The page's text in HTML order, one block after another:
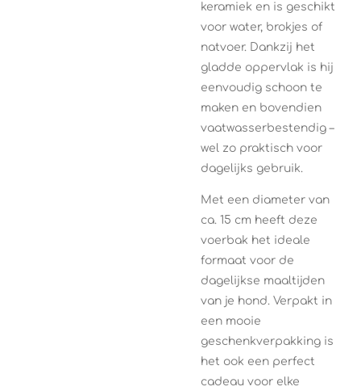
keramiek en is geschikt
voor water, brokjes of
natvoer. Dankzij het
gladde oppervlak is hij
eenvoudig schoon te
maken en bovendien
vaatwasserbestendig –
wel zo praktisch voor
dagelijks gebruik.
Met een diameter van
ca. 15 cm heeft deze
voerbak het ideale
formaat voor de
dagelijkse maaltijden
van je hond. Verpakt in
een mooie
geschenkverpakking is
het ook een perfect
cadeau voor elke